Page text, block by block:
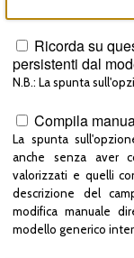
Ricorda su
persistenti dal
N.B.: La spunta
Compila
La spunta
anche senza aver
valorizzati e quelli
descrizione del
modifica manuale
modello generico